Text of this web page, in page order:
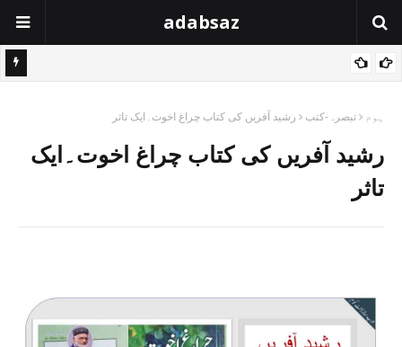
adabsaz
ہوم تبصرہ-کتب رشید آفریں کی کتاب چراغ اخوت۔ایک تاثر
رشید آفریں کی کتاب چراغ اخوت۔ایک
تاثر